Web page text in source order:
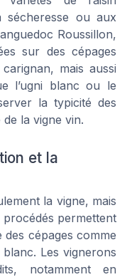
sécheresse ou aux
Roussillon,
sur des cépages
mais aussi
l’ugni blanc ou le
la typicité des
la vigne vin.
et la
la vigne, mais
permettent
cépages comme
Les vignerons
notamment en